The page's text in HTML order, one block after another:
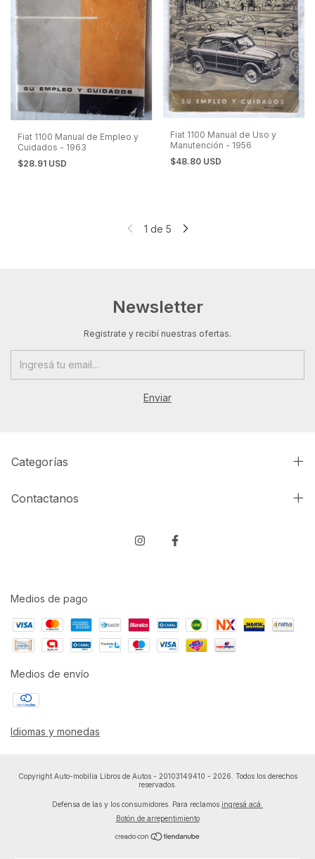
Fiat 1100 Manual de Empleo y
Cuidados - 1963
$28.91 USD
Fiat 1100 Manual de Uso y
Manutención - 1956
$48.80 USD
1 de 5
Newsletter
Registrate y recibí nuestras ofertas.
Categorías
Contactanos
Medios de pago
Medios de envío
Idiomas y monedas
Copyright Auto-mobilia Libros de Autos - 20103149410 - 2026. Todos los derechos
reservados.
Defensa de las y los consumidores. Para reclamos ingresá acá.
Botón de arrepentimiento